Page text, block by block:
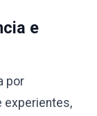
e
por
experientes,